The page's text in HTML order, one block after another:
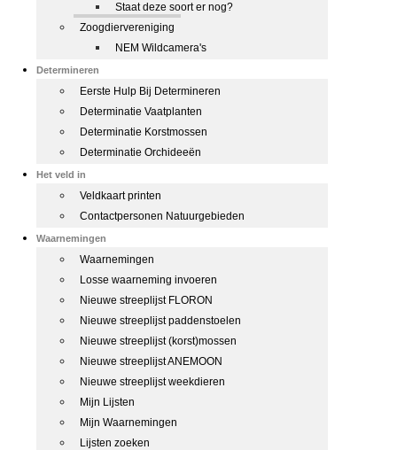
Staat deze soort er nog?
Zoogdiervereniging
NEM Wildcamera's
Determineren
Eerste Hulp Bij Determineren
Determinatie Vaatplanten
Determinatie Korstmossen
Determinatie Orchideeën
Het veld in
Veldkaart printen
Contactpersonen Natuurgebieden
Waarnemingen
Waarnemingen
Losse waarneming invoeren
Nieuwe streeplijst FLORON
Nieuwe streeplijst paddenstoelen
Nieuwe streeplijst (korst)mossen
Nieuwe streeplijst ANEMOON
Nieuwe streeplijst weekdieren
Mijn Lijsten
Mijn Waarnemingen
Lijsten zoeken